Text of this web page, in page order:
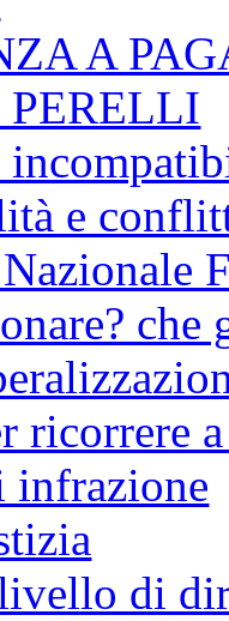
A
e
che
ricorrere
infrazione
di